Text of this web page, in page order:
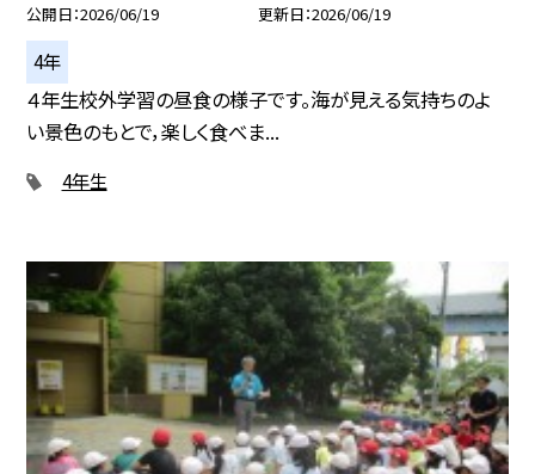
公開日 2026/06/19 更新日 2026/06/19
4年
４年生校外学習の昼食の様子です。海が見える気持ちのよ
い景色のもとで，楽しく食べま...
4年生